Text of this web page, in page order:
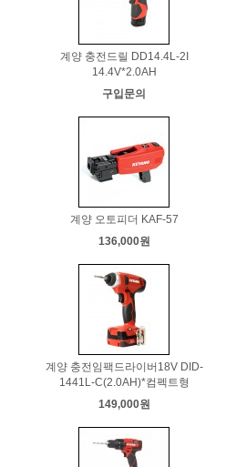
계양 충전드릴 DD14.4L-2I
14.4V*2.0AH
구입문의
계양 오토피더 KAF-57
136,000원
계양 충전임팩드라이버18V DID-
1441L-C(2.0AH)*컴펙트형
149,000원